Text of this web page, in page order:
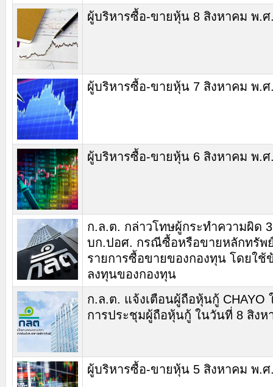
ผู้บริหารซื้อ-ขายหุ้น 8 สิงหาคม พ.ศ
ผู้บริหารซื้อ-ขายหุ้น 7 สิงหาคม พ.ศ
ผู้บริหารซื้อ-ขายหุ้น 6 สิงหาคม พ.ศ
ก.ล.ต. กล่าวโทษผู้กระทำความผิด
บก.ปอศ. กรณีซื้อหรือขายหลักทรัพ
รายการซื้อขายของกองทุน โดยใช้
ลงทุนของกองทุน
ก.ล.ต. แจ้งเตือนผู้ถือหุ้นกู้ CHAYO
การประชุมผู้ถือหุ้นกู้ ในวันที่ 8 สิงห
ผู้บริหารซื้อ-ขายหุ้น 5 สิงหาคม พ.ศ